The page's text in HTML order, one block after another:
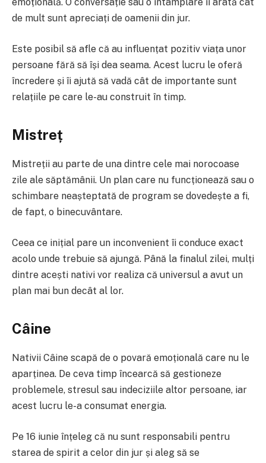
emoțională. O conversație sau o întâmplare îi arată cât
de mult sunt apreciați de oamenii din jur.
Este posibil să afle că au influențat pozitiv viața unor
persoane fără să își dea seama. Acest lucru le oferă
încredere și îi ajută să vadă cât de importante sunt
relațiile pe care le-au construit în timp.
Mistreț
Mistreții au parte de una dintre cele mai norocoase
zile ale săptămânii. Un plan care nu funcționează sau o
schimbare neașteptată de program se dovedește a fi,
de fapt, o binecuvântare.
Ceea ce inițial pare un inconvenient îi conduce exact
acolo unde trebuie să ajungă. Până la finalul zilei, mulți
dintre acești nativi vor realiza că universul a avut un
plan mai bun decât al lor.
Câine
Nativii Câine scapă de o povară emoțională care nu le
aparținea. De ceva timp încearcă să gestioneze
problemele, stresul sau indeciziile altor persoane, iar
acest lucru le-a consumat energia.
Pe 16 iunie înțeleg că nu sunt responsabili pentru
starea de spirit a celor din jur și aleg să se